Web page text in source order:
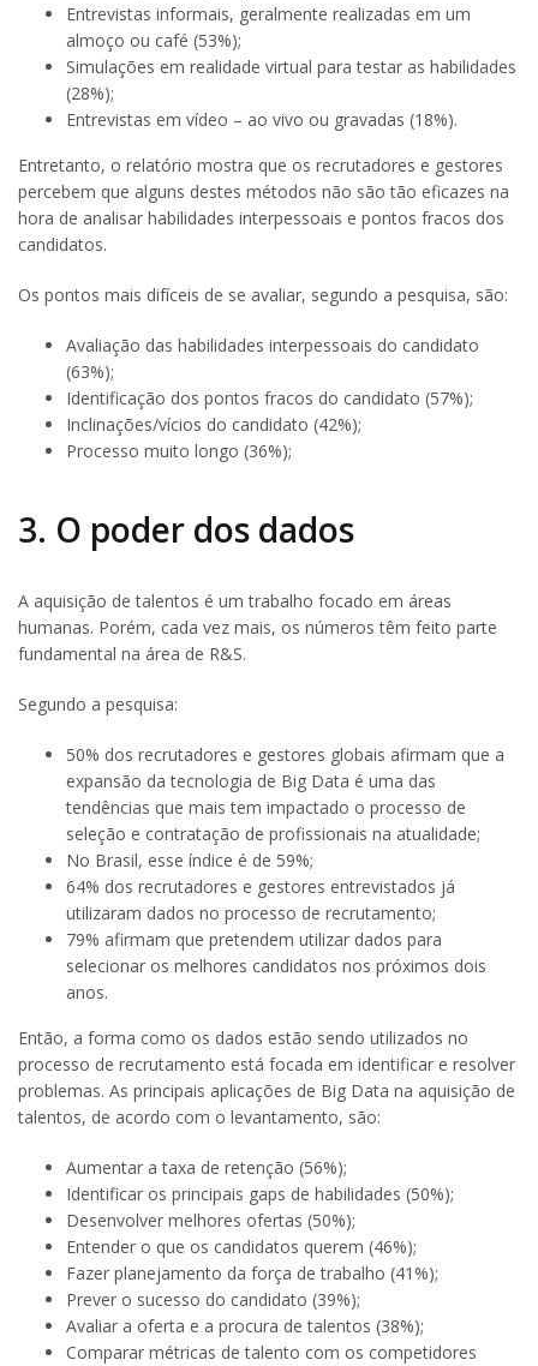
Entrevistas informais, geralmente realizadas em um
almoço ou café (53%);
Simulações em realidade virtual para testar as habilidades
(28%);
Entrevistas em vídeo – ao vivo ou gravadas (18%).
Entretanto, o relatório mostra que os recrutadores e gestores
percebem que alguns destes métodos não são tão eficazes na
hora de analisar habilidades interpessoais e pontos fracos dos
candidatos.
Os pontos mais difíceis de se avaliar, segundo a pesquisa, são:
Avaliação das habilidades interpessoais do candidato
(63%);
Identificação dos pontos fracos do candidato (57%);
Inclinações/vícios do candidato (42%);
Processo muito longo (36%);
3. O poder dos dados
A aquisição de talentos é um trabalho focado em áreas
humanas. Porém, cada vez mais, os números têm feito parte
fundamental na área de R&S.
Segundo a pesquisa:
50% dos recrutadores e gestores globais afirmam que a
expansão da tecnologia de Big Data é uma das
tendências que mais tem impactado o processo de
seleção e contratação de profissionais na atualidade;
No Brasil, esse índice é de 59%;
64% dos recrutadores e gestores entrevistados já
utilizaram dados no processo de recrutamento;
79% afirmam que pretendem utilizar dados para
selecionar os melhores candidatos nos próximos dois
anos.
Então, a forma como os dados estão sendo utilizados no
processo de recrutamento está focada em identificar e resolver
problemas. As principais aplicações de Big Data na aquisição de
talentos, de acordo com o levantamento, são:
Aumentar a taxa de retenção (56%);
Identificar os principais gaps de habilidades (50%);
Desenvolver melhores ofertas (50%);
Entender o que os candidatos querem (46%);
Fazer planejamento da força de trabalho (41%);
Prever o sucesso do candidato (39%);
Avaliar a oferta e a procura de talentos (38%);
Comparar métricas de talento com os competidores